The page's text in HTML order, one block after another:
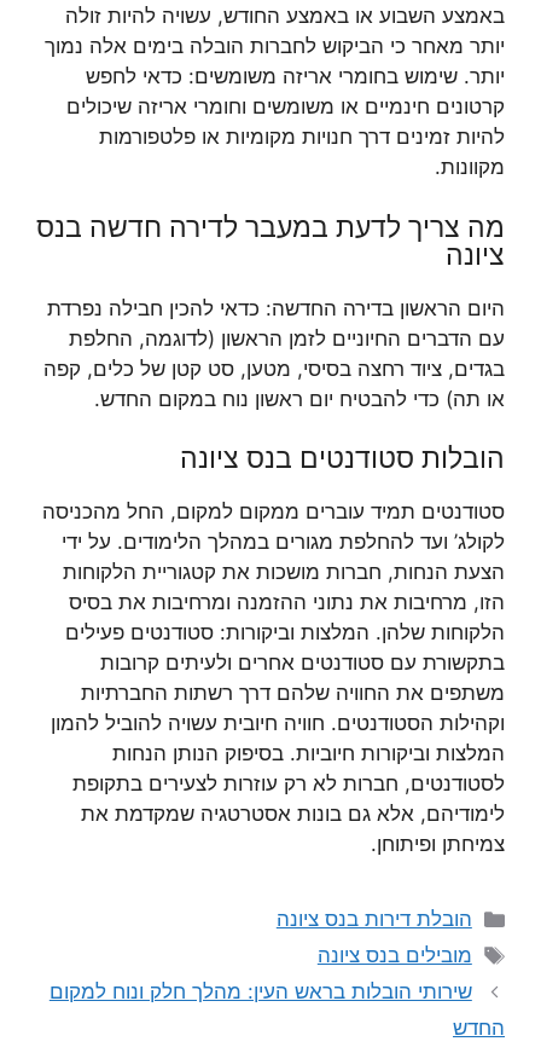
באמצע השבוע או באמצע החודש, עשויה להיות זולה
יותר מאחר כי הביקוש לחברות הובלה בימים אלה נמוך
יותר. שימוש בחומרי אריזה משומשים: כדאי לחפש
קרטונים חינמיים או משומשים וחומרי אריזה שיכולים
להיות זמינים דרך חנויות מקומיות או פלטפורמות
מקוונות.
מה צריך לדעת במעבר לדירה חדשה בנס
ציונה
היום הראשון בדירה החדשה: כדאי להכין חבילה נפרדת
עם הדברים החיוניים לזמן הראשון (לדוגמה, החלפת
בגדים, ציוד רחצה בסיסי, מטען, סט קטן של כלים, קפה
או תה) כדי להבטיח יום ראשון נוח במקום החדש.
הובלות סטודנטים בנס ציונה
סטודנטים תמיד עוברים ממקום למקום, החל מהכניסה
לקולג’ ועד להחלפת מגורים במהלך הלימודים. על ידי
הצעת הנחות, חברות מושכות את קטגוריית הלקוחות
הזו, מרחיבות את נתוני ההזמנה ומרחיבות את בסיס
הלקוחות שלהן. המלצות וביקורות: סטודנטים פעילים
בתקשורת עם סטודנטים אחרים ולעיתים קרובות
משתפים את החוויה שלהם דרך רשתות החברתיות
וקהילות הסטודנטים. חוויה חיובית עשויה להוביל להמון
המלצות וביקורות חיוביות. בסיפוק הנותן הנחות
לסטודנטים, חברות לא רק עוזרות לצעירים בתקופת
לימודיהם, אלא גם בונות אסטרטגיה שמקדמת את
צמיחתן ופיתוחן.
קטגוריות
הובלת דירות בנס ציונה
תגיות
מובילים בנס ציונה
שירותי הובלות בראש העין: מהלך חלק ונוח למקום
החדש